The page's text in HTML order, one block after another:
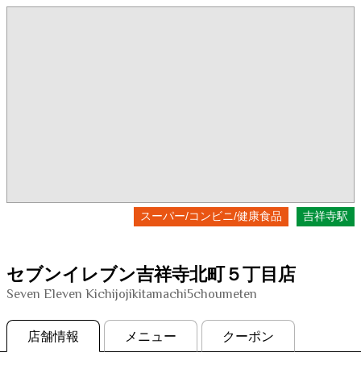
スーパー/コンビニ/健康食品 吉祥寺駅
セブンイレブン吉祥寺北町５丁目店
Seven Eleven Kichijojikitamachi5choumeten
店舗情報 メニュー クーポン